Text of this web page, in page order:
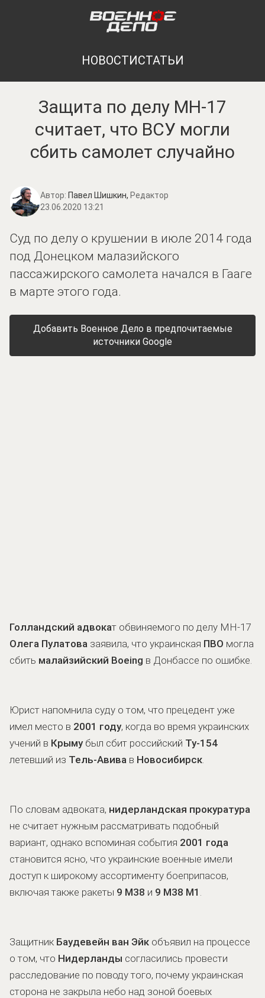
НОВОСТИСТАТЬИ
Защита по делу MH-17
считает, что ВСУ могли
сбить самолет случайно
Автор: Павел Шишкин, Редактор
23.06.2020 13:21
Суд по делу о крушении в июле 2014 года
под Донецком малазийского
пассажирского самолета начался в Гааге
в марте этого года.
Добавить Военное Дело в предпочитаемые
источники Google
Голландский адвокат обвиняемого по делу МН-17
Олега Пулатова заявила, что украинская ПВО могла
сбить малайзийский Boeing в Донбассе по ошибке.
Юрист напомнила суду о том, что прецедент уже
имел место в 2001 году, когда во время украинских
учений в Крымубыл сбит российский Ту-154
летевший из Тель-Авива в Новосибирск.
По словам адвоката, нидерландская прокуратура
не считает нужным рассматривать подобный
вариант, однако вспоминая события 2001 года
становится ясно, что украинские военные имели
доступ к широкому ассортименту боеприпасов,
включая также ракеты 9 М38 и 9 М38 М1 .
Защитник Баудевейн ван Эйк объявил на процессе
о том, что Нидерланды согласились провести
расследование по поводу того, почему украинская
сторона не закрыла небо над зоной боевых